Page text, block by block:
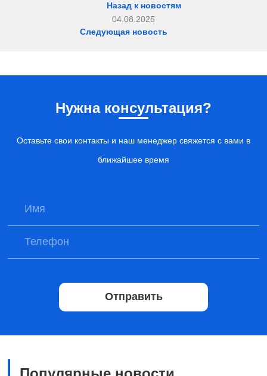
Назад к новостям
04.08.2025
Следующая новость
Нужна консультация?
Оставьте свои контакты и наш менеджер свяжется с вами в
ближайшее время
Отправить